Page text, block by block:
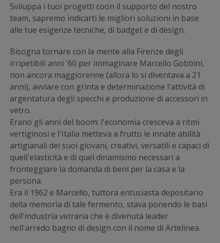
Sviluppa i tuoi progetti coon il supporto del nostro
team, sapremo indicarti le migliori soluzioni in base
alle tue esigenze tecniche, di badget e di design.
Bisogna tornare con la mente alla Firenze degli
irripetibili anni '60 per immaginare Marcello Gobbini,
non ancora maggiorenne (allora lo si diventava a 21
anni), avviare con grinta e determinazione l'attività di
argentatura degli specchi e produzione di accessori in
vetro.
Erano gli anni del boom: l'economia cresceva a ritmi
vertiginosi e l'Italia metteva a frutto le innate abilità
artigianali dei suoi giovani, creativi, versatili e capaci di
quell'elasticità e di quel dinamismo necessari a
fronteggiare la domanda di beni per la casa e la
persona.
Era il 1962 e Marcello, tuttora entusiasta depositario
della memoria di tale fermento, stava ponendo le basi
dell'industria vetraria che è divenuta leader
nell'arredo bagno di design con il nome di Artelinea.